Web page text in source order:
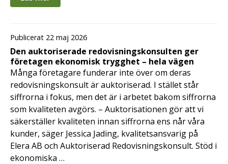
Publicerat 22 maj 2026
Den auktoriserade redovisningskonsulten ger
företagen ekonomisk trygghet – hela vägen
Många företagare funderar inte över om deras
redovisningskonsult är auktoriserad. I stället står
siffrorna i fokus, men det är i arbetet bakom siffrorna
som kvaliteten avgörs. – Auktorisationen gör att vi
säkerställer kvaliteten innan siffrorna ens når våra
kunder, säger Jessica Jading, kvalitetsansvarig på
Elera AB och Auktoriserad Redovisningskonsult. Stöd i
ekonomiska …